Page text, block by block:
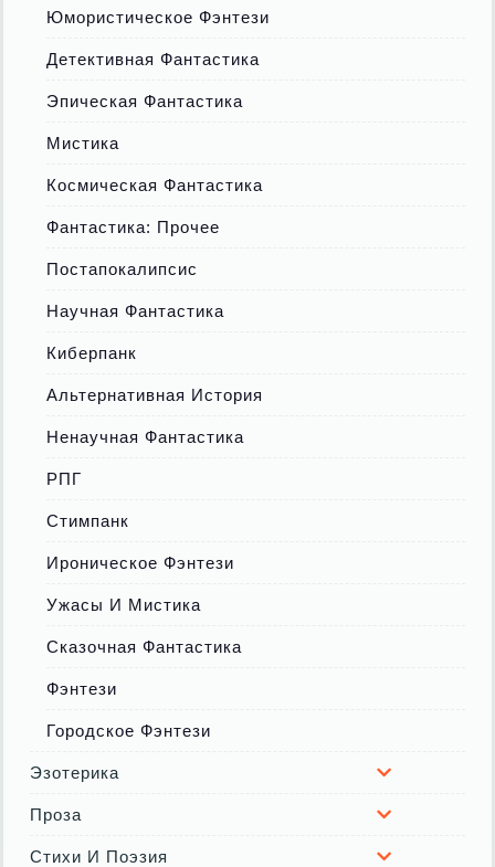
Юмористическое Фэнтези
Детективная Фантастика
Эпическая Фантастика
Мистика
Космическая Фантастика
Фантастика: Прочее
Постапокалипсис
Научная Фантастика
Киберпанк
Альтернативная История
Ненаучная Фантастика
РПГ
Стимпанк
Ироническое Фэнтези
Ужасы И Мистика
Сказочная Фантастика
Фэнтези
Городское Фэнтези
Эзотерика
Проза
Стихи И Поэзия